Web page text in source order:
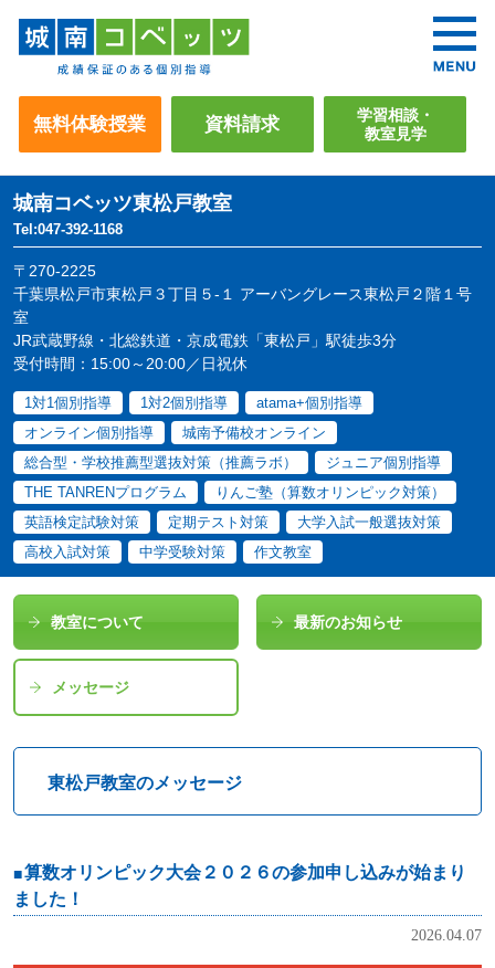
無料体験授業 資料請求
学習相談・
教室見学
城南コベッツ東松戸教室
Tel:047-392-1168
〒270-2225
千葉県松戸市東松戸３丁目５-１ アーバングレース東松戸２階１号
室
JR武蔵野線・北総鉄道・京成電鉄「東松戸」駅徒歩3分
受付時間：15:00～20:00／日祝休
1対1個別指導 1対2個別指導
atama+個別指導
オンライン個別指導
城南予備校オンライン
総合型・学校推薦型選抜対策（推薦ラボ）
ジュニア個別指導
THE TANRENプログラム
りんご塾（算数オリンピック対策）
英語検定試験対策
定期テスト対策
大学入試一般選抜対策
高校入試対策
中学受験対策 作文教室
教室について 最新のお知らせ
メッセージ
東松戸教室のメッセージ
算数オリンピック大会２０２６の参加申し込みが始まり
ました！
2026.04.07